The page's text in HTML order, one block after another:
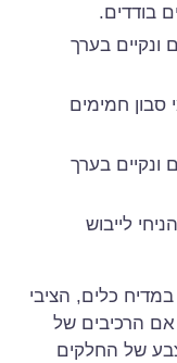
בודדים.
בערך
חמימים
בערך
לייבוש
כלים, הציבי
אם הרכיבים של
של החלקים